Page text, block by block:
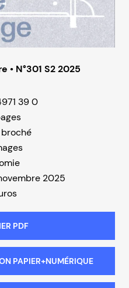
• N°301 S2 2025
39 0
2025
PDF
PAPIER+NUMÉRIQUE